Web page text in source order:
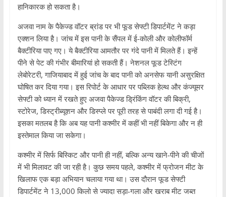
हानिकारक हो सकता है।
अजवा नाम के पैकेज्ड वॉटर ब्रांड पर भी फूड सेफ्टी डिपार्टमेंट ने कड़ा
एक्शन लिया है। जांच में इस पानी के सैंपल में ई-कोली और कोलीफॉर्म
बैक्टीरिया पाए गए। ये बैक्टीरिया आमतौर पर गंदे पानी में मिलते हैं। इन्हें
पीने से पेट की गंभीर बीमारियां हो सकती हैं। नेशनल फूड टेस्टिंग
लेबोरेटरी, गाजियाबाद में हुई जांच के बाद पानी को अनसेफ यानी असुरक्षित
घोषित कर दिया गया। इस रिपोर्ट के आधार पर पब्लिक हेल्थ और कंज्यूमर
सेफ्टी को ध्यान में रखते हुए अजवा पैकेज्ड ड्रिंकिंग वॉटर की बिक्री,
स्टोरेज, डिस्ट्रीब्यूशन और डिस्प्ले पर पूरी तरह से पाबंदी लगा दी गई है।
इसका मतलब है कि अब यह पानी कश्मीर में कहीं भी नहीं बिकेगा और न ही
इस्तेमाल किया जा सकेगा।
कश्मीर में सिर्फ बिस्किट और पानी ही नहीं, बल्कि अन्य खाने-पीने की चीजों
में भी मिलावट की जा रही है। कुछ समय पहले, कश्मीर में फ्रोजन मीट के
खिलाफ एक बड़ा अभियान चलाया गया था। उस दौरान फूड सेफ्टी
डिपार्टमेंट ने 13,000 किलो से ज्यादा सड़ा-गला और खराब मीट जब्त